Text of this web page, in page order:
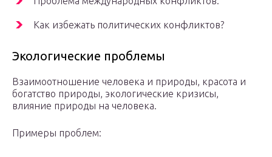
Как избежать политических конфликтов?
Экологические проблемы
Взаимоотношение человека и природы, красота и
богатство природы, экологические кризисы,
влияние природы на человека.
Примеры проблем: